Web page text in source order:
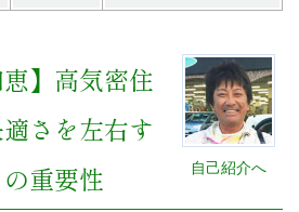
自己紹介へ
】高気密住
さを左右す
重要性